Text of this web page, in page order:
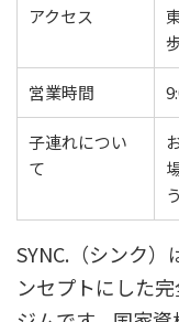
アクセス
営業時間
子連れについ
て
SYNC.（シンク
ンセプトにした